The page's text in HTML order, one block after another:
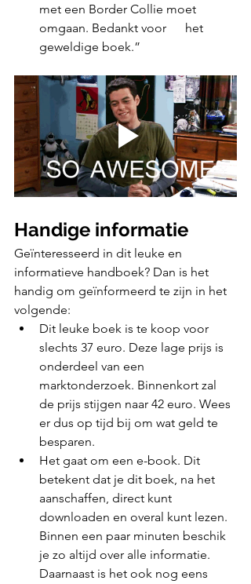
met een Border Collie moet
omgaan. Bedankt voor      het
geweldige boek.”
Handige informatie
Geïnteresseerd in dit leuke en
informatieve handboek? Dan is het
handig om geïnformeerd te zijn in het
volgende:
Dit leuke boek is te koop voor
slechts 37 euro. Deze lage prijs is
onderdeel van een
marktonderzoek. Binnenkort zal
de prijs stijgen naar 42 euro. Wees
er dus op tijd bij om wat geld te
besparen.
Het gaat om een e-book. Dit
betekent dat je dit boek, na het
aanschaffen, direct kunt
downloaden en overal kunt lezen.
Binnen een paar minuten beschik
je zo altijd over alle informatie.
Daarnaast is het ook nog eens